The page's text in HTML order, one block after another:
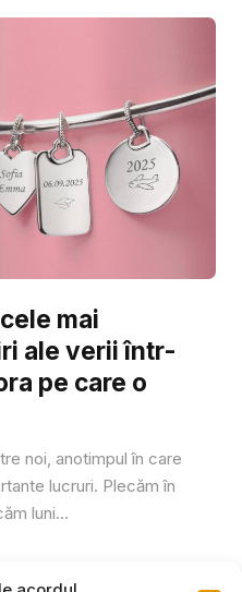
mai
ale verii într-
pe care o
noi, anotimpul în care
lucruri. Plecăm în
luni...